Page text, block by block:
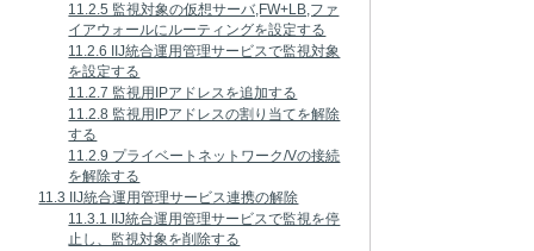
11.2.5 監視対象の仮想サーバ,FW+LB,ファ
イアウォールにルーティングを設定する
11.2.6 IIJ統合運用管理サービスで監視対象
を設定する
11.2.7 監視用IPアドレスを追加する
11.2.8 監視用IPアドレスの割り当てを解除
する
11.2.9 プライベートネットワーク/Vの接続
を解除する
11.3 IIJ統合運用管理サービス連携の解除
11.3.1 IIJ統合運用管理サービスで監視を停
止し、監視対象を削除する